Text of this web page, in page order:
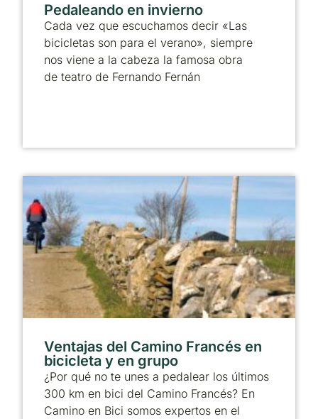
Pedaleando en invierno
Cada vez que escuchamos decir «Las
bicicletas son para el verano», siempre
nos viene a la cabeza la famosa obra
de teatro de Fernando Fernán
Ventajas del Camino Francés en
bicicleta y en grupo
¿Por qué no te unes a pedalear los últimos
300 km en bici del Camino Francés? En
Camino en Bici somos expertos en el